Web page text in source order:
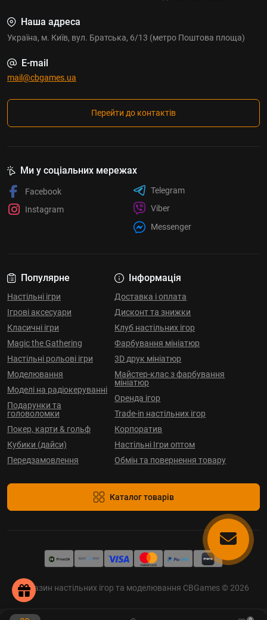
Наша адреса
Україна, м. Київ, вул. Братська, 6/13 (метро Поштова площа)
E-mail
mail@cbgames.ua
Перейти до контактів
Популярне
Настільні ігри
Ігрові аксесуари
Класичні ігри
Magic the Gathering
Настільні рольові ігри
Моделювання
Моделі на радіокеруванні
Подарунки та
головоломки
Покер, карти & гольф
Кубики (дайси)
Передзамовлення
Інформація
Доставка і оплата
Дисконт та знижки
Клуб настільних ігор
Фарбування мініатюр
3D друк мініатюр
Майстер-клас з фарбування
мініатюр
Оренда ігор
Trade-in настільних ігор
Корпоратив
Настільні Ігри оптом
Обмін та повернення товару
Каталог товарів
Ми у соціальних мережах
Facebook
Instagram
Telegram
Viber
Messenger
Магазин настільних ігор та моделювання CBGames © 2026